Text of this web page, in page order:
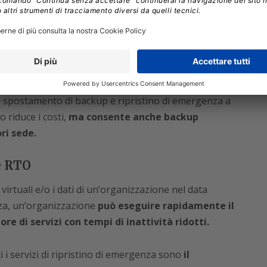
infattitre copie dei dati: dati operativi, una
la copia in loco viene eseguita
ma la copia fuori sede viene aggiornata solo
erano adeguati,ma oggi una settimana o un
spostamento di backup e ripristino di emergenza a
riduce i costi, ma consente anche backup
sede.
RTO
e/o i dati di un’organizzazione nel data
un’organizzazione può eseguire rapidamente il
di servizi con tempi di inattività ridotti.
servizi di ripristino di emergenza sono il